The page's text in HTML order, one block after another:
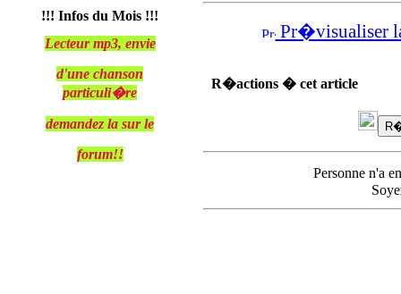
!!! Infos du Mois !!!
Lecteur mp3, envie
d'une chanson
particuli�re
demandez la sur le
forum!!
Pr�visualiser
R�actions � cet article
Personne n'a